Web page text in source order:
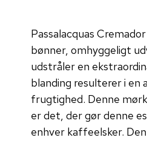
Passalacquas
bønner, omhyggeligt
udstråler en
blanding resulterer i en
frugtighed. Denne
er det, der gør denne
enhver kaffeelsker.